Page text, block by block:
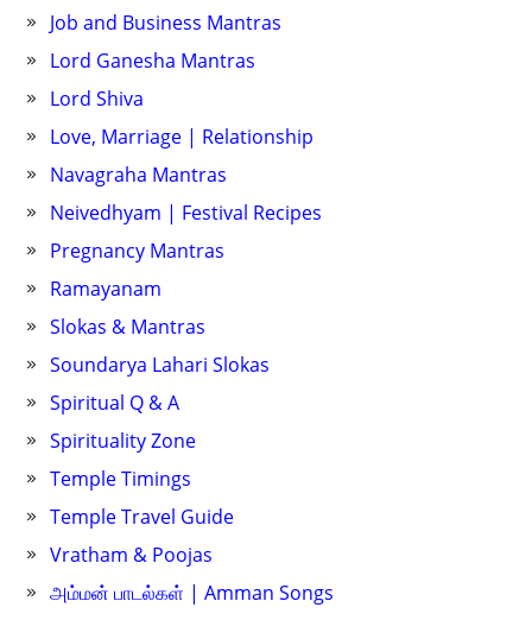
Job and Business Mantras
Lord Ganesha Mantras
Lord Shiva
Love, Marriage | Relationship
Navagraha Mantras
Neivedhyam | Festival Recipes
Pregnancy Mantras
Ramayanam
Slokas & Mantras
Soundarya Lahari Slokas
Spiritual Q & A
Spirituality Zone
Temple Timings
Temple Travel Guide
Vratham & Poojas
அம்மன் பாடல்கள் | Amman Songs